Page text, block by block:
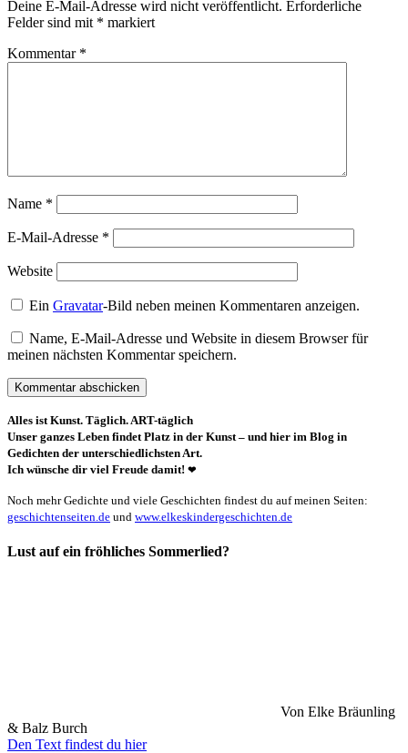
Deine E-Mail-Adresse wird nicht veröffentlicht. Erforderliche
Felder sind mit * markiert
Kommentar *
Name *
E-Mail-Adresse *
Website
EinGravatar-Bild neben meinen Kommentaren anzeigen.
Name, E-Mail-Adresse und Website in diesem Browser für
meinen nächsten Kommentar speichern.
Alles ist Kunst. Täglich. ART-täglich
Unser ganzes Leben findet Platz in der Kunst – und hier im Blog in
Gedichten der unterschiedlichsten Art.
Ich wünsche dir viel Freude damit! ❤
Noch mehr Gedichte und viele Geschichten findest du auf meinen Seiten:
geschichtenseiten.de und www.elkeskindergeschichten.de
Lust auf ein fröhliches Sommerlied?
Von Elke Bräunling
& Balz Burch
Den Text findest du hier